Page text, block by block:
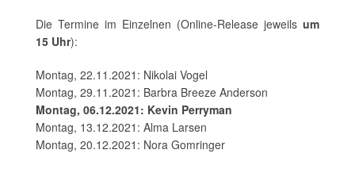
Die Termine im Einzelnen (Online-Release jeweils um
15 Uhr):
Montag, 22.11.2021: Nikolai Vogel
Montag, 29.11.2021: Barbra Breeze Anderson
Montag, 06.12.2021: Kevin Perryman
Montag, 13.12.2021: Alma Larsen
Montag, 20.12.2021: Nora Gomringer